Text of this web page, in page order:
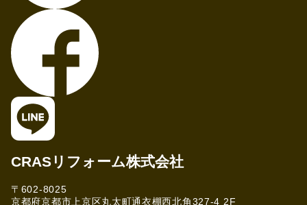
CRASリフォーム株式会社
〒602-8025
京都府京都市上京区丸太町通衣棚西北角327-4 2F